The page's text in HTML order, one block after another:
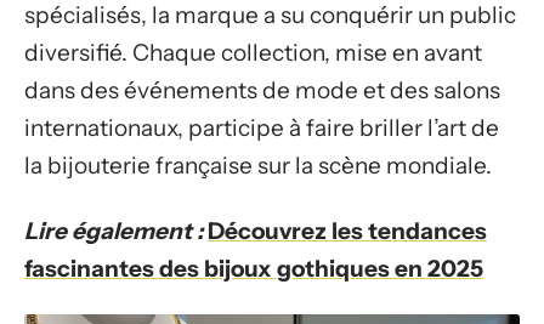
spécialisés, la marque a su conquérir un public
diversifié. Chaque collection, mise en avant
dans des événements de mode et des salons
internationaux, participe à faire briller l’art de
la bijouterie française sur la scène mondiale.
Lire également : Découvrez les tendances
fascinantes des bijoux gothiques en 2025